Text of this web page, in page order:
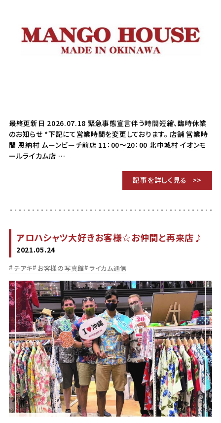
最終更新日 2026.07.18 緊急事態宣言伴う時間短縮、臨時休業
のお知らせ *下記にて営業時間を変更しております。 店舗 営業時
間 恩納村 ムーンビーチ前店 11：00～20：00 北中城村 イオンモ
ールライカム店 …
記事を詳しく見る
アロハシャツ大好きお客様☆お仲間と再来店♪
2021.05.24
チアキ お客様の写真館 ライカム通信